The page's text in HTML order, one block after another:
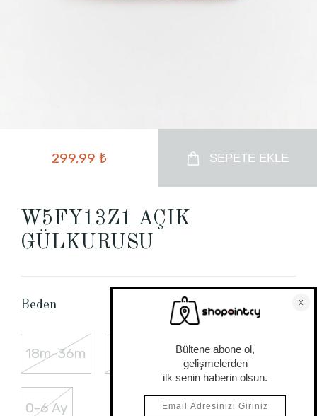
299,99 ₺ SEPETE EKLE
W5FY13Z1 AÇIK
GÜLKURUSU
Beden Beden Tablosu
18m-36m 3- 6 Yaş
0-6 Ay